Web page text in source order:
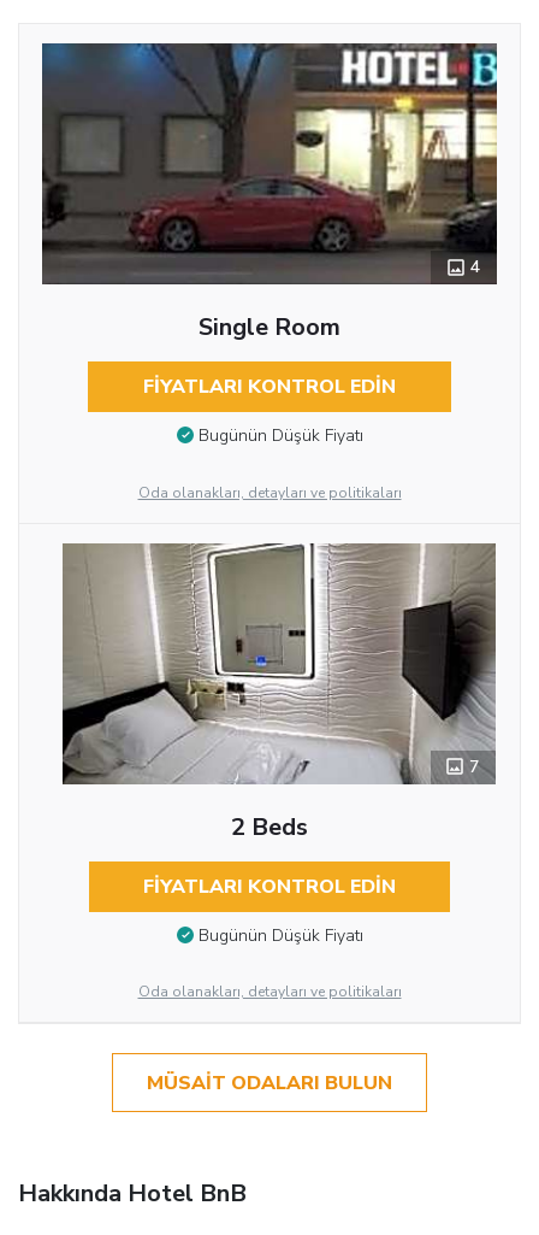
4
Single Room
FIYATLARI KONTROL EDIN
Bugünün Düşük Fiyatı
Oda olanakları, detayları ve politikaları
7
2 Beds
FIYATLARI KONTROL EDIN
Bugünün Düşük Fiyatı
Oda olanakları, detayları ve politikaları
MÜSAIT ODALARI BULUN
Hakkında Hotel BnB